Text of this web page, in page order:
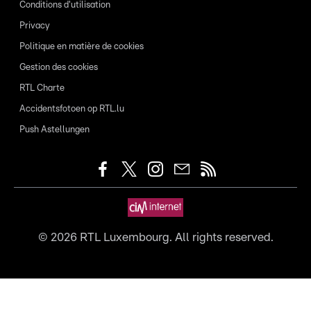
Conditions d'utilisation
Privacy
Politique en matière de cookies
Gestion des cookies
RTL Charte
Accidentsfotoen op RTL.lu
Push Astellungen
© 2026RTL Luxembourg. All rights reserved.